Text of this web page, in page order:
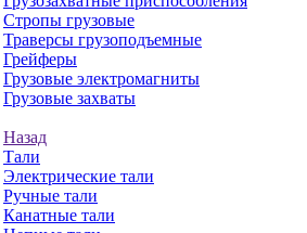
Стропы грузовые
Траверсы грузоподъемные
Грейферы
Грузовые электромагниты
Грузовые захваты
Назад
Тали
Электрические тали
Ручные тали
Канатные тали